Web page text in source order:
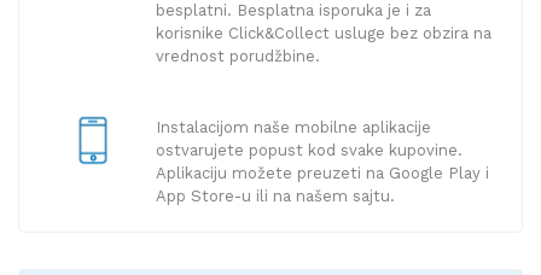
besplatni. Besplatna isporuka je i za
korisnike Click&Collect usluge bez obzira na
vrednost porudžbine.
Instalacijom naše mobilne aplikacije
ostvarujete popust kod svake kupovine.
Aplikaciju možete preuzeti na Google Play i
App Store-u ili na našem sajtu.